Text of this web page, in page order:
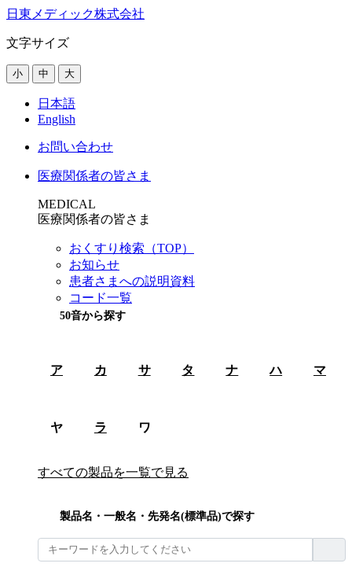
日東メディック株式会社
文字サイズ
小 中 大
日本語
English
お問い合わせ
医療関係者の皆さま
MEDICAL
医療関係者の皆さま
おくすり検索（TOP）
お知らせ
患者さまへの説明資料
コード一覧
50音から探す
ア カ サ タ ナ ハ マ
ヤ ラ ワ
すべての製品を一覧で見る
製品名・一般名・先発名(標準品)で探す